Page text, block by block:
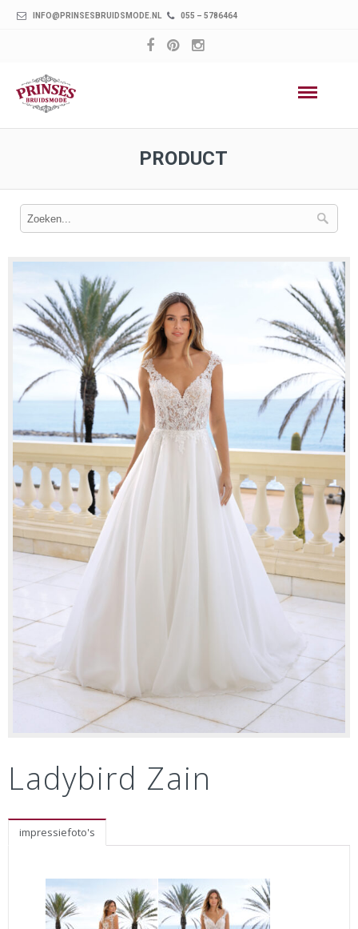
INFO@PRINSESBRUIDSMODE.NL 055 – 5786464
PRODUCT
Ladybird Zain
impressiefoto's